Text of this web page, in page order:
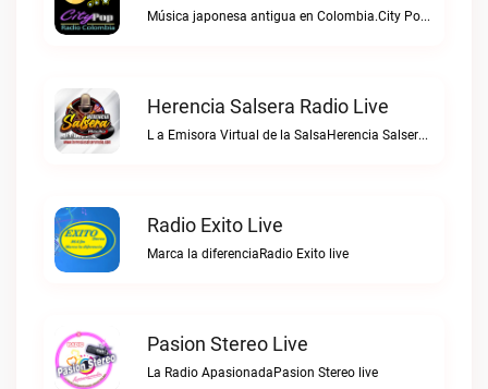
Música japonesa antigua en Colombia.City Pop Radio Colombia live
Herencia Salsera Radio Live
L a Emisora Virtual de la SalsaHerencia Salsera Radio live
Radio Exito Live
Marca la diferenciaRadio Exito live
Pasion Stereo Live
La Radio ApasionadaPasion Stereo live